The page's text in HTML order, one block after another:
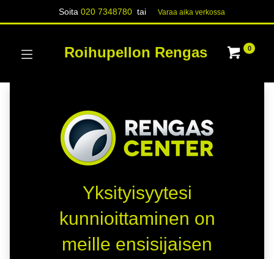
Soita020 7348780 tai Varaa aika verk​​​​ossa
Roihupellon Rengas 0
Yksityisyytesi
kunnioittaminen on
meille ensisijaisen